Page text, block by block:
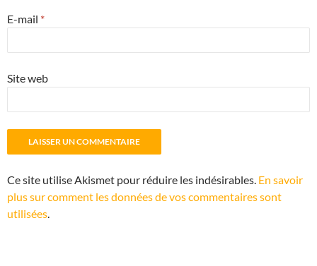
E-mail *
Site web
Ce site utilise Akismet pour réduire les indésirables. En savoir
plus sur comment les données de vos commentaires sont
utilisées.